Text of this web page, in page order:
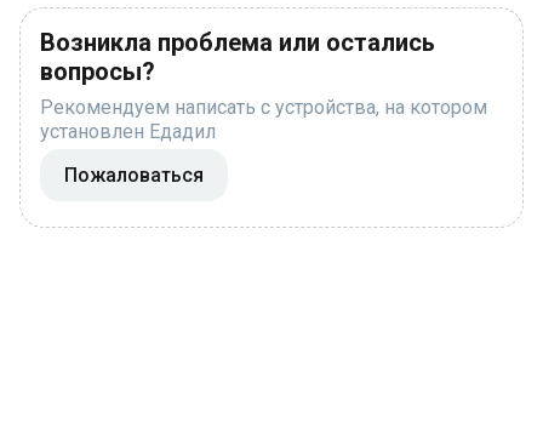
Возникла проблема или остались
вопросы?
Рекомендуем написать с устройства, на котором
установлен Едадил
Пожаловаться